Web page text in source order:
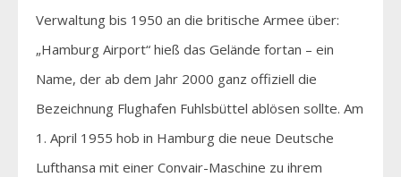
Verwaltung bis 1950 an die britische Armee über:
„Hamburg Airport“ hieß das Gelände fortan – ein
Name, der ab dem Jahr 2000 ganz offiziell die
Bezeichnung Flughafen Fuhlsbüttel ablösen sollte. Am
1. April 1955 hob in Hamburg die neue Deutsche
Lufthansa mit einer Convair-Maschine zu ihrem